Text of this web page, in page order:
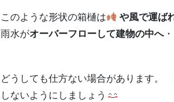
このような形状の箱樋は や風で運ば
雨水がオーバーフローして建物の中へ・
どうしても仕方ない場合があります。
しないようにしましょう